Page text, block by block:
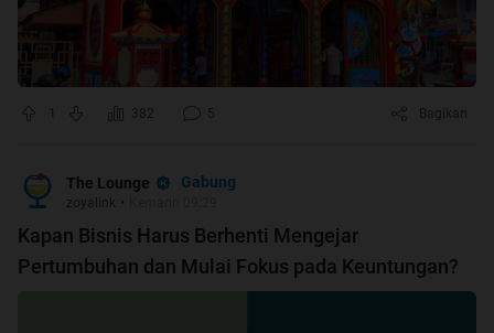
382 5 Bagikan
The Lounge Gabung
zoyalink •
Kapan Bisnis Harus Berhenti Mengejar
Pertumbuhan dan Mulai Fokus pada Keuntungan?